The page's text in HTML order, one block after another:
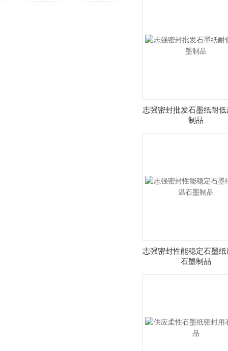
志强密封批发石墨纸耐
制品
志强密封性能稳定石墨
石墨制品